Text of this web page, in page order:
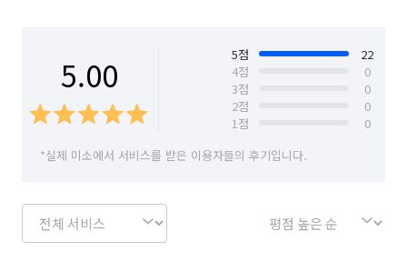
Q. 서비스의 견적은 어떤 방식으로 산정 되나요?
: 자재컨택후 자재비및 인건비를 산출합니다
예)실크또는 장폭합지 소폭합지시공예상 산출등
얼마나 소요 되었나요?
도배가 필요한 모든곳 도배
1일~3일
5.00 5점
22
4점
0
3점
0
2점
0
1점
0
*실제 미소에서 서비스를 받은 이용자들의 후기입니다.